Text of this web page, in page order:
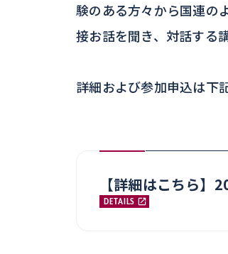
験のある方々から国連の
接お話を聞き、対話する
詳細および参加申込は下
【詳細はこちら
DETAILS